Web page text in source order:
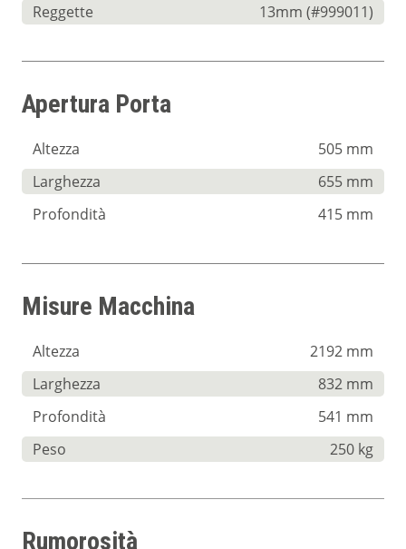
Reggette
13mm (#999011)
Apertura Porta
Altezza
505 mm
Larghezza
655 mm
Profondità
415 mm
Misure Macchina
Altezza
2192 mm
Larghezza
832 mm
Profondità
541 mm
Peso
250 kg
Rumorosità